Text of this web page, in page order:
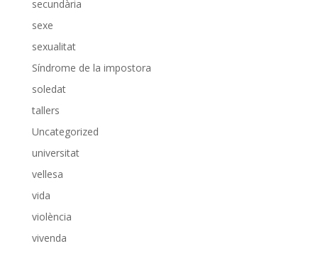
secundària
sexe
sexualitat
Síndrome de la impostora
soledat
tallers
Uncategorized
universitat
vellesa
vida
violència
vivenda